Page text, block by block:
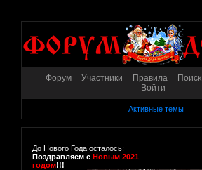
Форум Участники Правила Поиск
Войти
Активные темы
До Нового Года осталось:
Поздравляем с Новым 2021
годом!!!